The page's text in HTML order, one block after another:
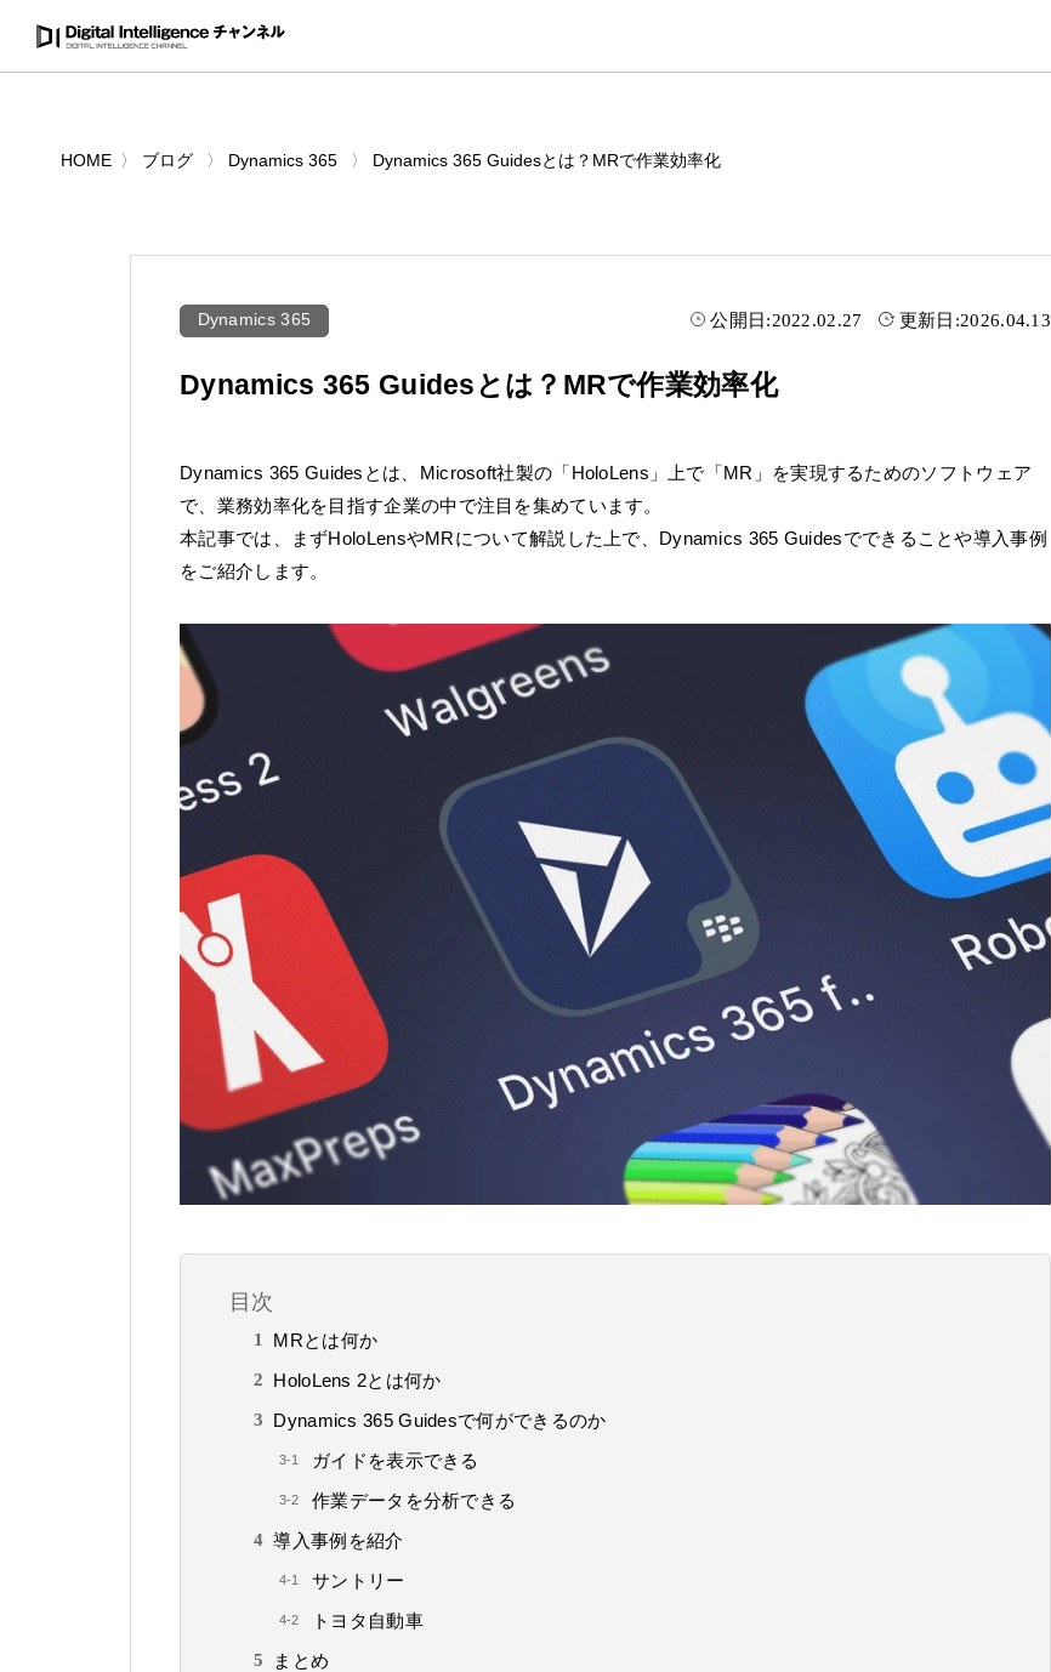
HOME ブログ Dynamics 365 Dynamics 365 Guidesとは？MRで作業効率化
Dynamics 365 公開日:2022.02.27 更新日:2026.04.13
Dynamics 365 Guidesとは？MRで作業効率化
Dynamics 365 Guidesとは、Microsoft社製の「HoloLens」上で「MR」を実現するためのソフトウェア
で、業務効率化を目指す企業の中で注目を集めています。
本記事では、まずHoloLensやMRについて解説した上で、Dynamics 365 Guidesでできることや導入事例
をご紹介します。
目次
MRとは何か
HoloLens 2とは何か
Dynamics 365 Guidesで何ができるのか
ガイドを表示できる
作業データを分析できる
導入事例を紹介
サントリー
トヨタ自動車
まとめ